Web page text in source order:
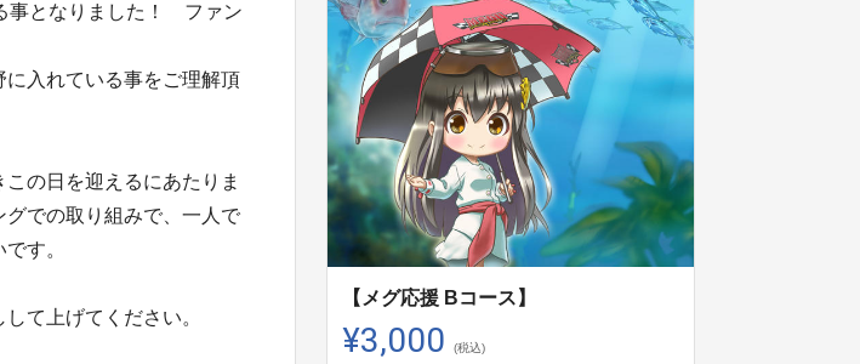
事となりました！ ファン
入れている事をご理解頂
の日を迎えるにあたりま
での取り組みで、一人で
す。
て上げてください。
【メグ応援 Bコース】
¥3,000 (税込)